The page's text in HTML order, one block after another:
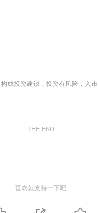
成投资建议，投资有风险，入市
THE END
喜欢就支持一下吧